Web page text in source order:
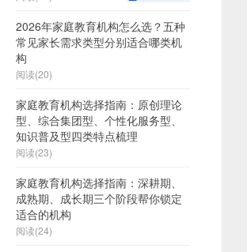
2026年家庭教育机构怎么选？五种
常见家长需求类型分别适合哪类机
构
阅读(20)
家庭教育机构选择指南：原创理论
型、综合集团型、个性化服务型、
知识普及型四类特点梳理
阅读(23)
家庭教育机构选择指南：深耕期、
成熟期、成长期三个阶段帮你锁定
适合的机构
阅读(24)